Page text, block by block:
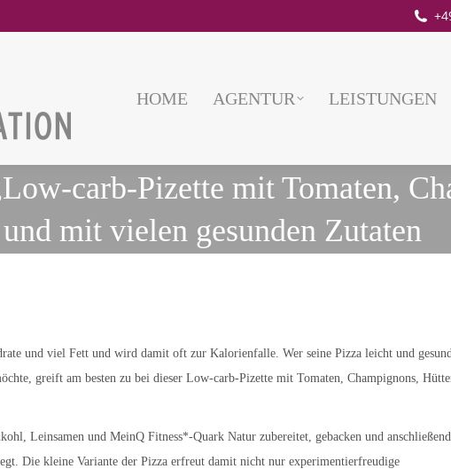
HOME AGENTUR LEISTUNGEN
carb-Pizette mit Tomaten,
mit vielen gesunden Zutaten
und viel Fett und wird damit oft zur Kalorienfalle. Wer seine Pizza leicht und
greift am besten zu bei dieser Low-carb-Pizette mit Tomaten, Champignons,
Leinsamen und MeinQ Fitness*-Quark Natur zubereitet, gebacken und
Die kleine Variante der Pizza erfreut damit nicht nur experimentierfreudige